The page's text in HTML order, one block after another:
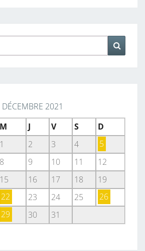
DÉCEMBRE 2021
M J V S
D
1
2 3 4
5
8 9 10 11
12
15 16 17 18
19
22 23 24 25
26
29 30
31